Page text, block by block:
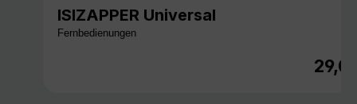
ISIZAPPER Universal
Fernbedienungen